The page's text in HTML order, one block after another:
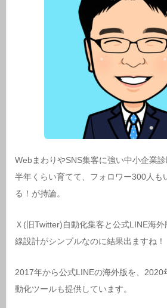
WebまわりやSNS集客に強い中小企業
半年くらい育てて、フォロワー300人も
る！が持論。
Ｘ(旧Twitter)自動化集客と公式LINE海
線設計がシンプルなのに結果出ますね！
2017年から公式LINEの海外版を、2020
動化ツールも提供しています。